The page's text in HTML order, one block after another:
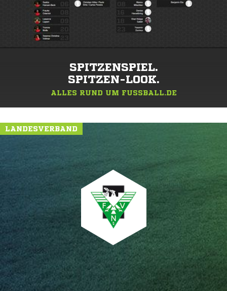
SPITZENSPIEL.
SPITZEN-LOOK.
ALLES RUND UM FUSSBALL.DE
LANDESVERBAND